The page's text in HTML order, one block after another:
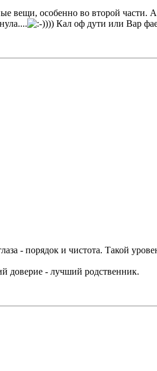
вещи, особенно во второй части.
))) Кал оф дути или Вар
- порядок и чистота. Такой
доверие - лучший родственник.